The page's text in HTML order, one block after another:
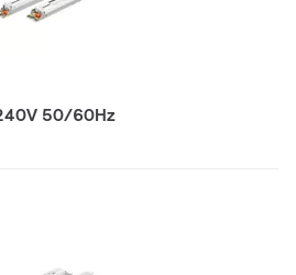
50/60Hz